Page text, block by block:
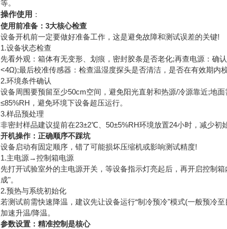
等。
操作使用 ：
使用前准备：3大核心检查
设备开机前一定要做好准备工作，这是避免故障和测试误差的关键!
1.设备状态检查
先看外观：箱体有无变形、划痕，密封胶条是否老化;再查电源：确
<4Ω);最后校准传感器：检查温湿度探头是否清洁，是否在有效期内
2.环境条件确认
设备周围要预留至少50cm空间，避免阳光直射和热源/冷源靠近;地
≤85%RH，避免环境下设备超压运行。
3.样品预处理
非密封样品建议提前在23±2℃、50±5%RH环境放置24小时，减少初
开机操作：正确顺序不踩坑
设备启动有固定顺序，错了可能损坏压缩机或影响测试精度!
1.主电源→控制箱电源
先打开试验室外的主电源开关，等设备指示灯亮起后，再开启控制
成"。
2.预热与系统初始化
若测试前需快速降温，建议先让设备运行“制冷预冷"模式(一般预冷
加速升温/降温。
参数设置：精准控制是核心